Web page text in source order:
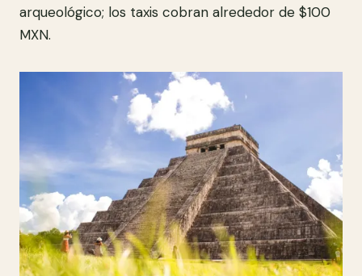
arqueológico; los taxis cobran alrededor de $100
MXN.